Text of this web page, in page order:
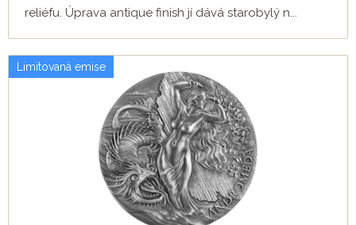
reliéfu. Úprava antique finish jí dává starobylý n...
Limitovaná emise